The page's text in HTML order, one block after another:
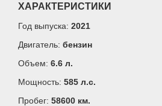
ХАРАКТЕРИСТИКИ
Год выпуска: 2021
Двигатель: бензин
Объем: 6.6 л.
Мощность: 585 л.c.
Пробег: 58600 км.